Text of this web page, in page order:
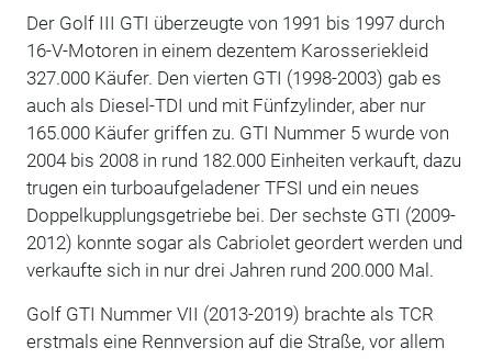
Der Golf III GTI überzeugte von 1991 bis 1997 durch
16-V-Motoren in einem dezentem Karosseriekleid
327.000 Käufer. Den vierten GTI (1998-2003) gab es
auch als Diesel-TDI und mit Fünfzylinder, aber nur
165.000 Käufer griffen zu. GTI Nummer 5 wurde von
2004 bis 2008 in rund 182.000 Einheiten verkauft, dazu
trugen ein turboaufgeladener TFSI und ein neues
Doppelkupplungsgetriebe bei. Der sechste GTI (2009-
2012) konnte sogar als Cabriolet geordert werden und
verkaufte sich in nur drei Jahren rund 200.000 Mal.
Golf GTI Nummer VII (2013-2019) brachte als TCR
erstmals eine Rennversion auf die Straße, vor allem